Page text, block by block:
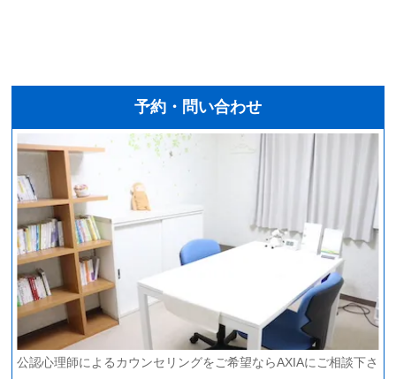
予約・問い合わせ
公認心理師によるカウンセリングをご希望ならAXIAにご相談下さ